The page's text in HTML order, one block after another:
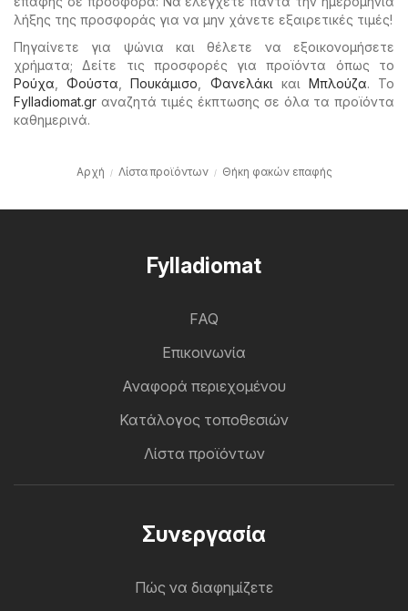
λήξης της προσφοράς για να μην χάνετε εξαιρετικές τιμές!
Πηγαίνετε για ψώνια και θέλετε να εξοικονομήσετε
χρήματα; Δείτε τις προσφορές για προϊόντα όπως το
Ρούχα ,Φούστα ,Πουκάμισο Φανελάκι και Μπλούζα. Το
Fylladiomat.gr αναζητά τιμές έκπτωσης σε όλα τα προϊόντα
καθημερινά.
Αρχή Λίστα προϊόντων Θήκη φακών επαφής
Fylladiomat
FAQ
Επικοινωνία
Αναφορά περιεχομένου
Κατάλογος τοποθεσιών
Λίστα προϊόντων
Συνεργασία
Πώς να διαφημίζετε